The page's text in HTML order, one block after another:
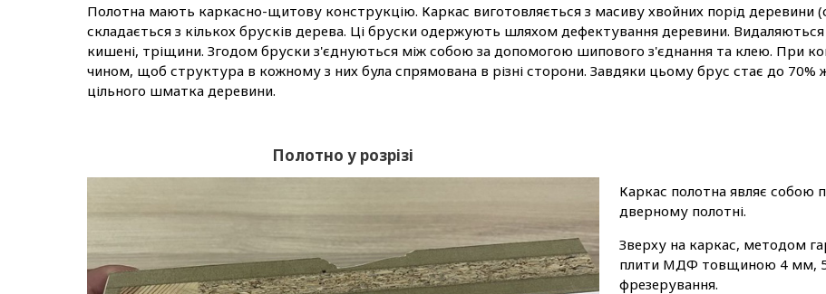
Полотна мають каркасно-щитову конструкцію. Каркас виготовляється з масиву хвойних порід деревини
складається з кількох брусків дерева. Ці бруски одержують шляхом дефектування деревини. Видаляються
кишені, тріщини. Згодом бруски з'єднуються між собою за допомогою шипового з'єднання та клею. При
чином, щоб структура в кожному з них була спрямована в різні сторони. Завдяки цьому брус стає до
цільного шматка деревини.
Полотно у розрізі
Каркас полотна являє собою
дверному полотні.
Зверху на каркас, методом
плити МДФ товщиною 4 мм, 5
фрезерування.